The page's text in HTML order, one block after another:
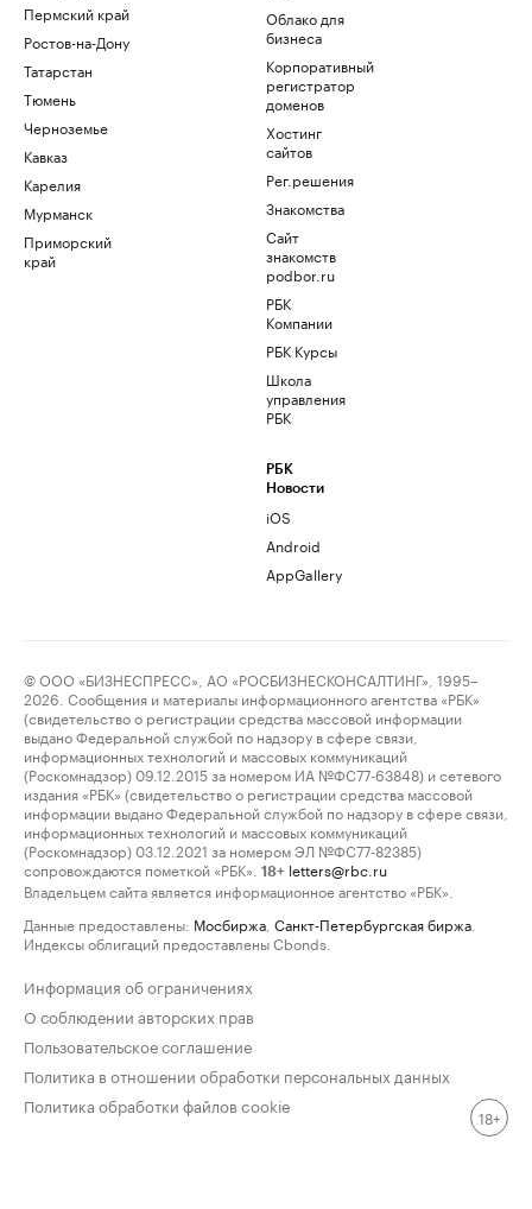
Пермский край
Ростов-на-Дону
Татарстан
Тюмень
Черноземье
Кавказ
Карелия
Мурманск
Приморский
край
Облако для
бизнеса
Корпоративный
регистратор
доменов
Хостинг
сайтов
Рег.решения
Знакомства
Сайт
знакомств
podbor.ru
РБК
Компании
РБК Курсы
Школа
управления
РБК
РБК
Новости
iOS
Android
AppGallery
© ООО «БИЗНЕСПРЕСС», АО «РОСБИЗНЕСКОНСАЛТИНГ», 1995–
2026. Сообщения и материалы информационного агентства «РБК»
(свидетельство о регистрации средства массовой информации
выдано Федеральной службой по надзору в сфере связи,
информационных технологий и массовых коммуникаций
(Роскомнадзор) 09.12.2015 за номером ИА №ФС77-63848) и сетевого
издания «РБК» (свидетельство о регистрации средства массовой
информации выдано Федеральной службой по надзору в сфере связи,
информационных технологий и массовых коммуникаций
(Роскомнадзор) 03.12.2021 за номером ЭЛ №ФС77-82385)
сопровождаются пометкой «РБК».
18+ letters@rbc.ru
Владельцем сайта является информационное агентство «РБК».
Данные предоставлены: Мосбиржа Санкт-Петербургская биржа
Индексы облигаций предоставлены Cbonds.
Информация об ограничениях
О соблюдении авторских прав
Пользовательское соглашение
Политика в отношении обработки персональных данных
Политика обработки файлов cookie
18+